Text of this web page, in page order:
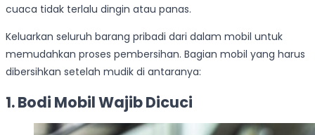
cuaca tidak terlalu dingin atau panas.
Keluarkan seluruh barang pribadi dari dalam mobil untuk
memudahkan proses pembersihan. Bagian mobil yang harus
dibersihkan setelah mudik di antaranya:
1. Bodi Mobil Wajib Dicuci